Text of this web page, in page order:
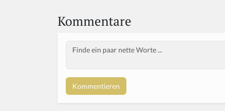
Kommentare
Body